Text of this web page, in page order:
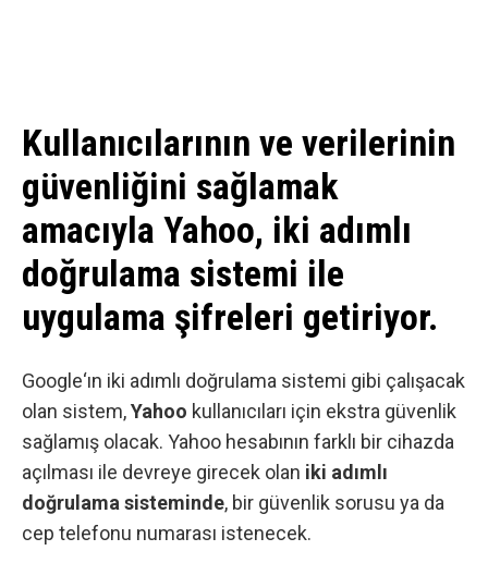
Kullanıcılarının ve verilerinin
güvenliğini sağlamak
amacıyla Yahoo, iki adımlı
doğrulama sistemi ile
uygulama şifreleri getiriyor.
Google‘ın iki adımlı doğrulama sistemi gibi çalışacak
olan sistem,Yahoo kullanıcıları için ekstra güvenlik
sağlamış olacak. Yahoo hesabının farklı bir cihazda
açılması ile devreye girecek olan iki adımlı
doğrulama sisteminde, bir güvenlik sorusu ya da
cep telefonu numarası istenecek.